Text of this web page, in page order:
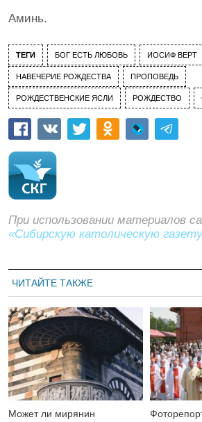
Аминь.
ТЕГИ БОГ ЕСТЬ ЛЮБОВЬ ИОСИФ ВЕРТ
НАВЕЧЕРИЕ РОЖДЕСТВА ПРОПОВЕДЬ
РОЖДЕСТВЕНСКИЕ ЯСЛИ РОЖДЕСТВО
При использовании материалов
«Сибирскую католическую
ЧИТАЙТЕ ТАКЖЕ
Может ли мирянин